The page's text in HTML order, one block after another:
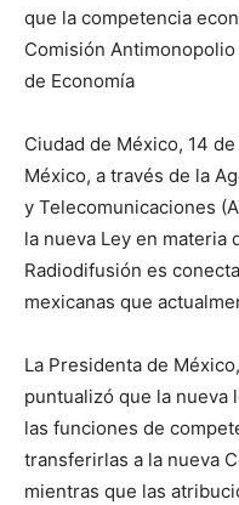
que la competencia
Comisión
de Economía
Ciudad de México, 14
México, a través de la
y Telecomunicaciones
la nueva Ley en materia
Radiodifusión es
mexicanas que
La Presidenta de
puntualizó que la nueva
las funciones de
transferirlas a la nueva
mientras que las